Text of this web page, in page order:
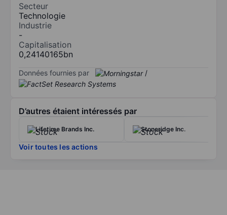
Secteur
Technologie
Industrie
-
Capitalisation
0,24140165bn
Données fournies par /
D’autres étaient intéressés par
Lifetime Brands Inc. Stoneridge Inc.
Voir toutes les actions